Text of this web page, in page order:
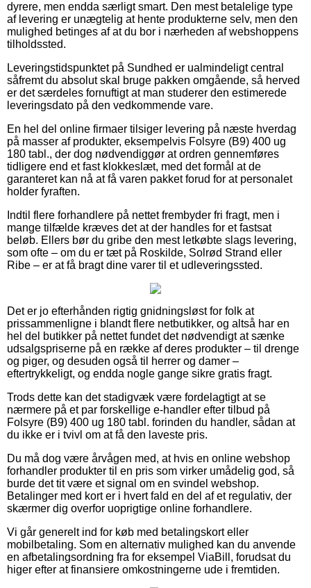
dyrere, men endda særligt smart. Den mest betalelige type
af levering er unægtelig at hente produkterne selv, men den
mulighed betinges af at du bor i nærheden af webshoppens
tilholdssted.
Leveringstidspunktet på Sundhed er ualmindeligt central
såfremt du absolut skal bruge pakken omgående, så herved
er det særdeles fornuftigt at man studerer den estimerede
leveringsdato på den vedkommende vare.
En hel del online firmaer tilsiger levering på næste hverdag
på masser af produkter, eksempelvis Folsyre (B9) 400 ug
180 tabl., der dog nødvendiggør at ordren gennemføres
tidligere end et fast klokkeslæt, med det formål at de
garanteret kan nå at få varen pakket forud for at personalet
holder fyraften.
Indtil flere forhandlere på nettet frembyder fri fragt, men i
mange tilfælde kræves det at der handles for et fastsat
beløb. Ellers bør du gribe den mest letkøbte slags levering,
som ofte – om du er tæt på Roskilde, Solrød Strand eller
Ribe – er at få bragt dine varer til et udleveringssted.
Det er jo efterhånden rigtig gnidningsløst for folk at
prissammenligne i blandt flere netbutikker, og altså har en
hel del butikker på nettet fundet det nødvendigt at sænke
udsalgspriserne på en række af deres produkter – til drenge
og piger, og desuden også til herrer og damer –
eftertrykkeligt, og endda nogle gange sikre gratis fragt.
Trods dette kan det stadigvæk være fordelagtigt at se
nærmere på et par forskellige e-handler efter tilbud på
Folsyre (B9) 400 ug 180 tabl. forinden du handler, sådan at
du ikke er i tvivl om at få den laveste pris.
Du må dog være årvågen med, at hvis en online webshop
forhandler produkter til en pris som virker umådelig god, så
burde det tit være et signal om en svindel webshop.
Betalinger med kort er i hvert fald en del af et regulativ, der
skærmer dig overfor uoprigtige online forhandlere.
Vi går generelt ind for køb med betalingskort eller
mobilbetaling. Som en alternativ mulighed kan du anvende
en afbetalingsordning fra for eksempel ViaBill, forudsat du
higer efter at finansiere omkostningerne ude i fremtiden.